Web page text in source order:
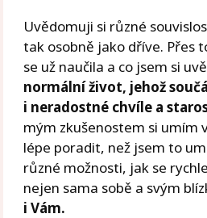
Uvědomuji si různé
tak osobně jako dříve. Přes
se už naučila a co jsem si
normální život, jehož
i neradostné chvíle a
mým zkušenostem si umím
lépe poradit, než jsem to
různé možnosti, jak se
nejen sama sobě a svým
i Vám.